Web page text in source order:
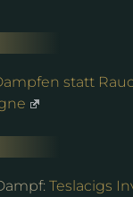
statt
Teslacigs